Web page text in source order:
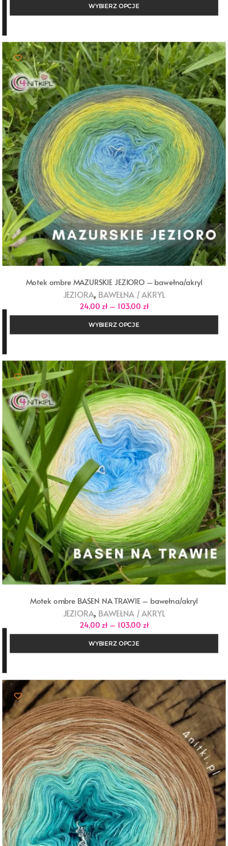
do
WYBIERZ OPCJE
Motek ombre MAZURSKIE JEZIORO – bawełna/akryl
JEZIORA, BAWEŁNA / AKRYL
24,00 zł – 103,00 złZakres
cen:
do
WYBIERZ OPCJE
Motek ombre BASEN NA TRAWIE – bawełna/akryl
JEZIORA, BAWEŁNA / AKRYL
24,00zł – 103,00 złZakres
cen:
do
WYBIERZ OPCJE